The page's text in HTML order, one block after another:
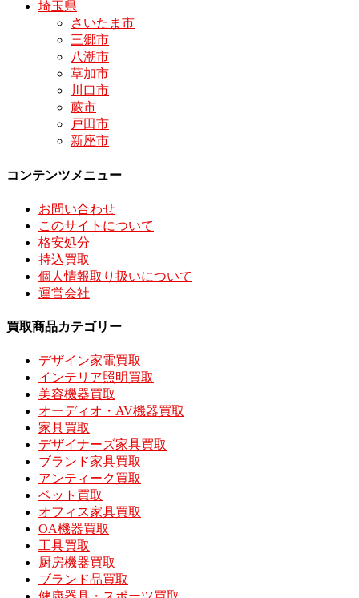
埼玉県
さいたま市
三郷市
八潮市
草加市
川口市
蕨市
戸田市
新座市
コンテンツメニュー
お問い合わせ
このサイトについて
格安処分
持込買取
個人情報取り扱いについて
運営会社
買取商品カテゴリー
デザイン家電買取
インテリア照明買取
美容機器買取
オーディオ・AV機器買取
家具買取
デザイナーズ家具買取
ブランド家具買取
アンティーク買取
ベット買取
オフィス家具買取
OA機器買取
工具買取
厨房機器買取
ブランド品買取